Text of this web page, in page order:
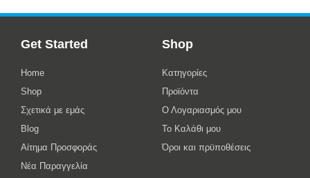
Get Started
Home
Shop
Σχετικά με εμάς
Blog
Αίτημα Προσφοράς
Νέα Παραγγελία
Shop
Κατηγορίες
Προϊόντα
Ο Λογαριασμός μου
Το Καλάθι μου
Όροι και πρϋποθέσεις